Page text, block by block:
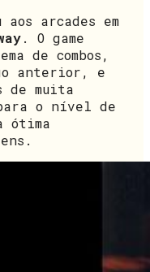
arcades em
. O game
de combos,
anterior, e
de muita
o nível de
ótima